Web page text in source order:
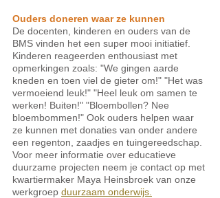
Ouders doneren waar ze kunnen
De docenten, kinderen en ouders van de
BMS vinden het een super mooi initiatief.
Kinderen reageerden enthousiast met
opmerkingen zoals: "We gingen aarde
kneden en toen viel de gieter om!" "Het was
vermoeiend leuk!" "Heel leuk om samen te
werken! Buiten!" "Bloembollen? Nee
bloembommen!" Ook ouders helpen waar
ze kunnen met donaties van onder andere
een regenton, zaadjes en tuingereedschap.
Voor meer informatie over educatieve
duurzame projecten neem je contact op met
kwartiermaker Maya Heinsbroek van onze
werkgroep duurzaam onderwijs.